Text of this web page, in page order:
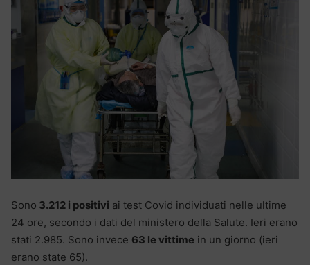
Sono 3.212 i positivi ai test Covid individuati nelle ultime
24 ore, secondo i dati del ministero della Salute. Ieri erano
stati 2.985. Sono invece 63 le vittime in un giorno (ieri
erano state 65).